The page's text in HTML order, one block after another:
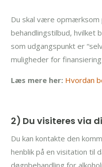
Du skal være opmærksom
behandlingstilbud, hvilket
som udgangspunkt er
muligheder for
Læs mere her: Hvordan
2) Du visiteres via
Du kan kontakte den
henblik på en visitation til